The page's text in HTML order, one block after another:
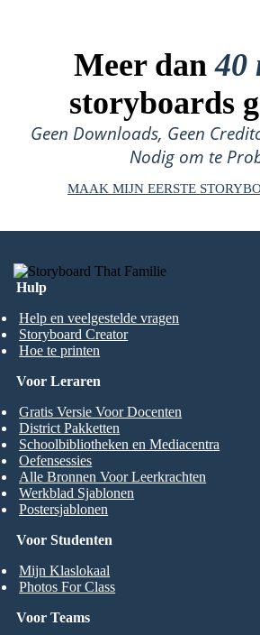
Meer dan40
storyboards
Geen Downloads, Geen
Nodig om te
MAAK MIJN EERSTE
Hulp
Help en veelgestelde vragen
Storyboard Creator
Hoe te printen
Voor Studenten
Mijn Klaslokaal
Photos For Class
Voor Leraren
Gratis Versie Voor Docenten
District Pakketten
Schoolbibliotheken en Mediacentra
Oefensessies
Alle Bronnen Voor Leerkrachten
Werkblad Sjablonen
Postersjablonen
Voor Teams